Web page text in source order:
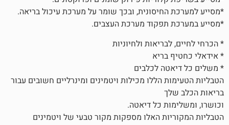
ובכך שומר על מערכת עיכול בריאה.
תפקוד מערכת העצבים.
ולחיוניות
בריא
לכלבים
הללו מכילות ויטמינים ומינרליים חשובים עבור
כל דיאטה.
האלו מספקות מקור טבעי של ויטמינים